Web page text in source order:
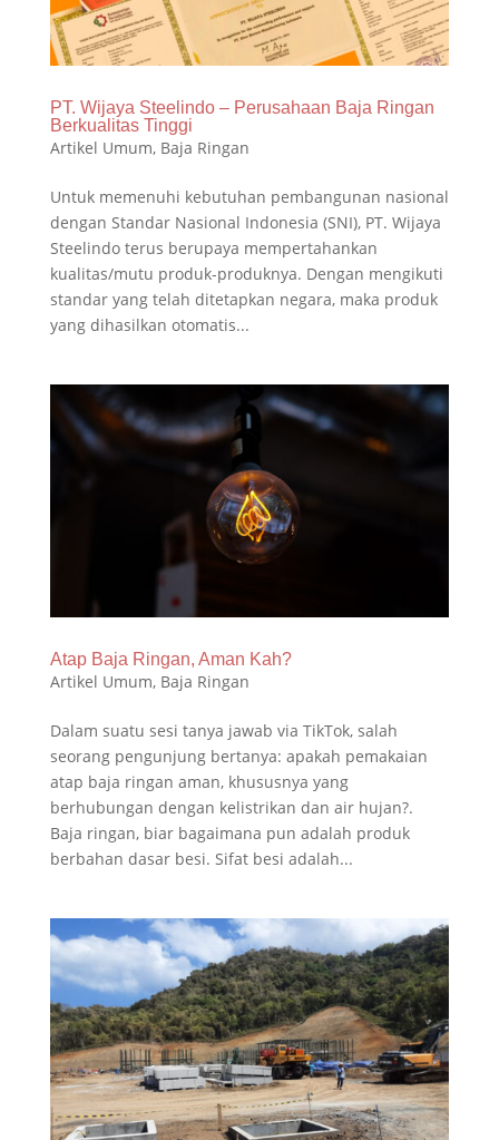
PT. Wijaya Steelindo – Perusahaan Baja Ringan
Berkualitas Tinggi
Artikel Umum, Baja Ringan
Untuk memenuhi kebutuhan pembangunan nasional
dengan Standar Nasional Indonesia (SNI), PT. Wijaya
Steelindo terus berupaya mempertahankan
kualitas/mutu produk-produknya. Dengan mengikuti
standar yang telah ditetapkan negara, maka produk
yang dihasilkan otomatis...
Atap Baja Ringan, Aman Kah?
Artikel Umum, Baja Ringan
Dalam suatu sesi tanya jawab via TikTok, salah
seorang pengunjung bertanya: apakah pemakaian
atap baja ringan aman, khususnya yang
berhubungan dengan kelistrikan dan air hujan?.
Baja ringan, biar bagaimana pun adalah produk
berbahan dasar besi. Sifat besi adalah...